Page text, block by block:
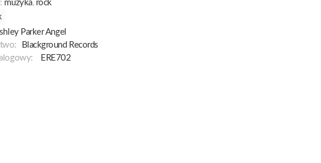
muzyka, rock
Parker Angel
Blackground Records
ERE702